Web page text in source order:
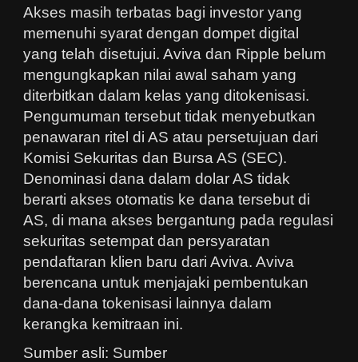
Akses masih terbatas bagi investor yang
memenuhi syarat dengan dompet digital
yang telah disetujui. Aviva dan Ripple belum
mengungkapkan nilai awal saham yang
diterbitkan dalam kelas yang ditokenisasi.
Pengumuman tersebut tidak menyebutkan
penawaran ritel di AS atau persetujuan dari
Komisi Sekuritas dan Bursa AS (SEC).
Denominasi dana dalam dolar AS tidak
berarti akses otomatis ke dana tersebut di
AS, di mana akses bergantung pada regulasi
sekuritas setempat dan persyaratan
pendaftaran klien baru dari Aviva. Aviva
berencana untuk menjajaki pembentukan
dana-dana tokenisasi lainnya dalam
kerangka kemitraan ini.
Sumber asli: Sumber